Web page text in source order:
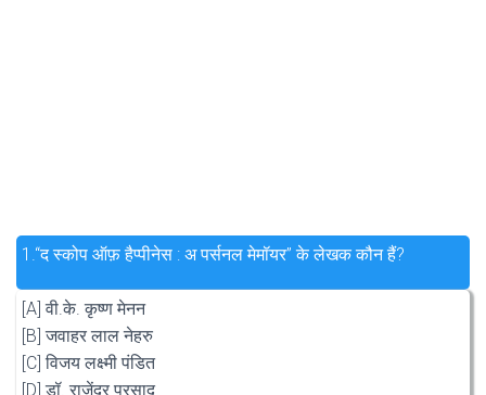
1.“द स्कोप ऑफ़ हैप्पीनेस : अ पर्सनल मेमॉयर” के लेखक कौन हैं?
[A] वी.के. कृष्ण मेनन
[B] जवाहर लाल नेहरु
[C] विजय लक्ष्मी पंडित
[D] डॉ. राजेंद्र प्रसाद